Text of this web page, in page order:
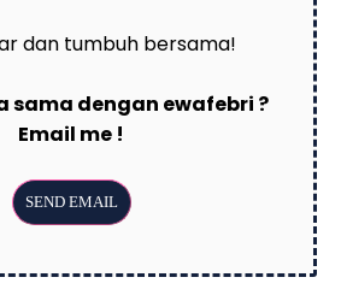
dan tumbuh bersama!
sama dengan ewafebri ?
Email me !